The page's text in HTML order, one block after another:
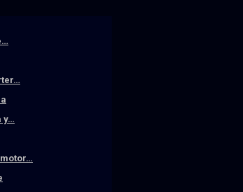
y…